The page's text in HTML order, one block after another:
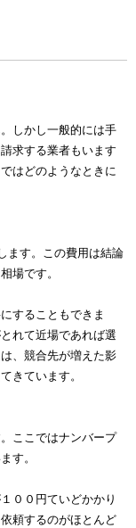
しかし一般的には手
求する業者もいます
はどのようなときに
ます。この費用は結論
場です。
することもできま
れて近場であれば選
、競合先が増えた影
きています。
ここではナンバープ
す。
００円ていどかかり
頼するのがほとんど